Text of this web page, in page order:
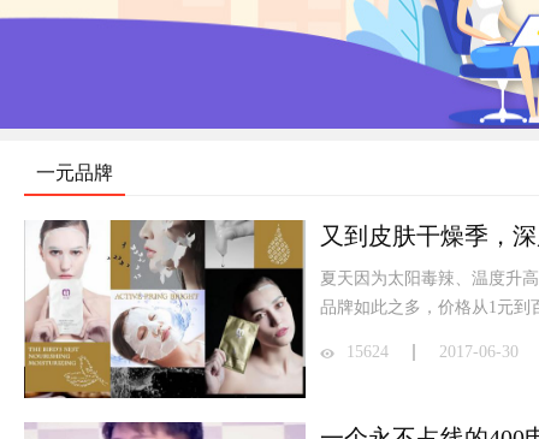
一元品牌
夏天因为太阳毒辣、温度升
品牌如此之多，价格从1元到
15624 2017-06-30